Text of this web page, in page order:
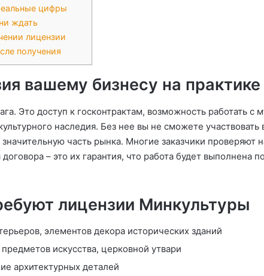
цифры
ждать
лицензии
получения
вашему бизнесу на практике
Это доступ к госконтрактам, возможность работать с
наследия. Без нее вы не сможете участвовать
значительную часть рынка. Многие заказчики проверяют
– это их гарантия, что работа будет выполнена по
лицензии Минкультуры
элементов декора исторических зданий
искусства, церковной утвари
архитектурных деталей